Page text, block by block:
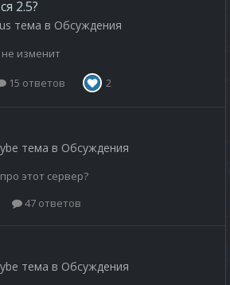
2.5?
тема в Обсуждения
не изменит
15 ответов 2
тема в Обсуждения
этот сервер?
47 ответов
тема в Обсуждения